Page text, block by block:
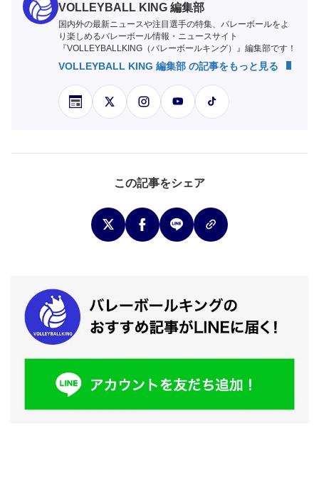
VOLLEYBALL KING 編集部
国内外の最新ニュースや注目選手の特集、バレーボールをよ
り楽しめるバレーボール情報・ニュースサイト
『VOLLEYBALLKING（バレーボールキング）』編集部です！
VOLLEYBALL KING 編集部 の記事をもっと見る
この記事をシェア